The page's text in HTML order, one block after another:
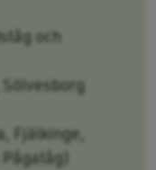
och
Fjälkinge,